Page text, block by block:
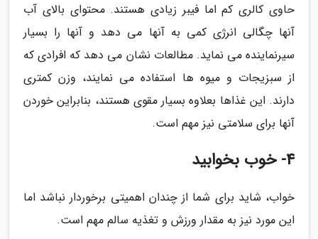
حاوی کالری کم اما فیبر زیادی هستند. محتوای بالای آب
آنها چگالی انرژی کمی به آنها می دهد و آنها را بسیار
سیرنماینده می نماید. مطالعات نشان می دهد که افرادی که
از سبزیجات و میوه ها استفاده می نمایند، وزن کمتری
دارند. این غذاها بعلاوه بسیار مقوی هستند، بنابراین خوردن
آنها برای سلامتی نیز مهم است.
4- خوب بخوابید
خواب، شاید برای شما از چندان اهمیتی برخوردار نباشد اما
این مورد نیز به مقدار ورزش و تغذیه سالم مهم است.